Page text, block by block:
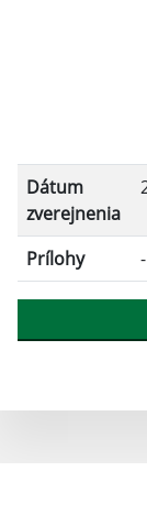
Dátum
zverejnenia
Prílohy -